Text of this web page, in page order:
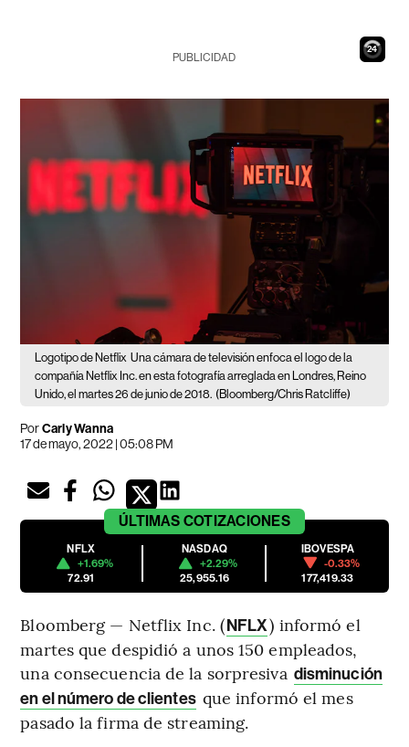
23
PUBLICIDAD
Logotipo de Netflix Una cámara de televisión enfoca el logo de la
compañía Netflix Inc. en esta fotografía arreglada en Londres, Reino
Unido, el martes 26 de junio de 2018. (Bloomberg/Chris Ratcliffe)
PorCarly Wanna
17 de mayo, 2022 | 05:08 PM
ÚLTIMAS COTIZACIONES
NFLX
+1.69%
72.91
NASDAQ
+2.29%
25,955.16
IBOVESPA
-0.33%
177,419.33
Bloomberg — Netflix Inc. (NFLX) informó el
martes que despidió a unos 150 empleados,
una consecuencia de la sorpresiva disminución
en el número de clientes que informó el mes
pasado la firma de streaming.